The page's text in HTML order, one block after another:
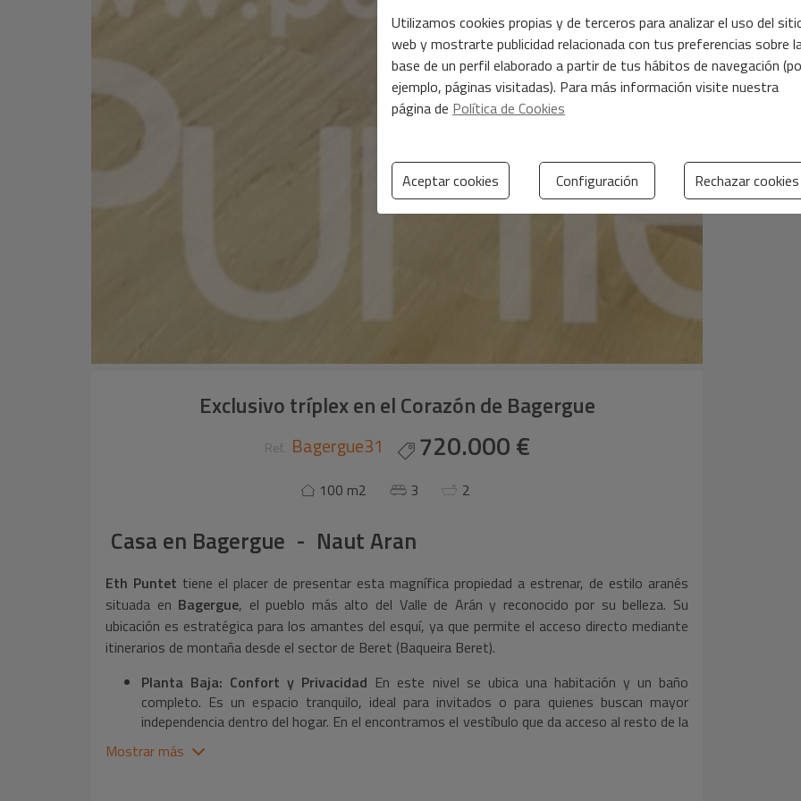
Exclusivo tríplex en el Corazón de Bagergue
Ref. Bagergue31 720.000 €
100 m2 3 2
Casa en Bagergue - Naut Aran
Eth Puntet tiene el placer de presentar esta magnífica propiedad a estrenar, de estilo aranés
situada en Bagergue, el pueblo más alto del Valle de Arán y reconocido por su belleza. Su
ubicación es estratégica para los amantes del esquí, ya que permite el acceso directo mediante
itinerarios de montaña desde el sector de Beret (Baqueira Beret).
Planta Baja: Confort y Privacidad En este nivel se ubica una habitación y un baño
completo. Es un espacio tranquilo, ideal para invitados o para quienes buscan mayor
independencia dentro del hogar. En el encontramos el vestíbulo que da acceso al resto de la
vivienda y al garaje.
Planta Intermedia: El Alma de la Casa
Mostrar más
Utilizamos cookies propias y de terceros para analizar el uso del
web y mostrarte publicidad relacionada con tus preferencias sobre
base de un perfil elaborado a partir de tus hábitos de navegación
ejemplo, páginas visitadas). Para más información visite nuestra
página de Política de Cookies
Aceptar cookies Configuración Rechazar cookies